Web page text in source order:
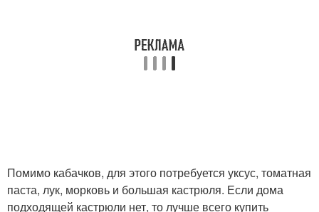
Помимо кабачков, для этого потребуется уксус, томатная
паста, лук, морковь и большая кастрюля. Если дома
подходящей кастрюли нет, то лучше всего купить